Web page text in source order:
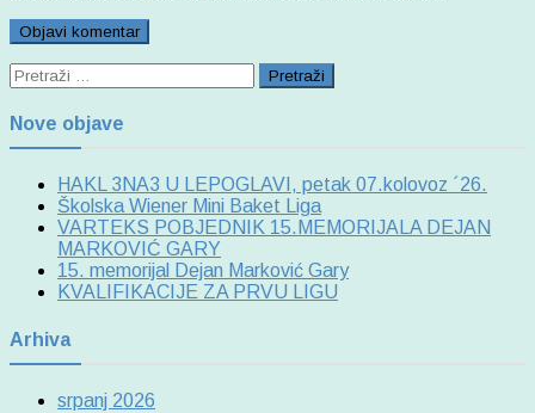
Pretraži:
Nove objave
HAKL 3NA3 U LEPOGLAVI, petak 07.kolovoz ´26.
Školska Wiener Mini Baket Liga
VARTEKS POBJEDNIK 15.MEMORIJALA DEJAN
MARKOVIĆ GARY
15. memorijal Dejan Marković Gary
KVALIFIKACIJE ZA PRVU LIGU
Arhiva
srpanj 2026